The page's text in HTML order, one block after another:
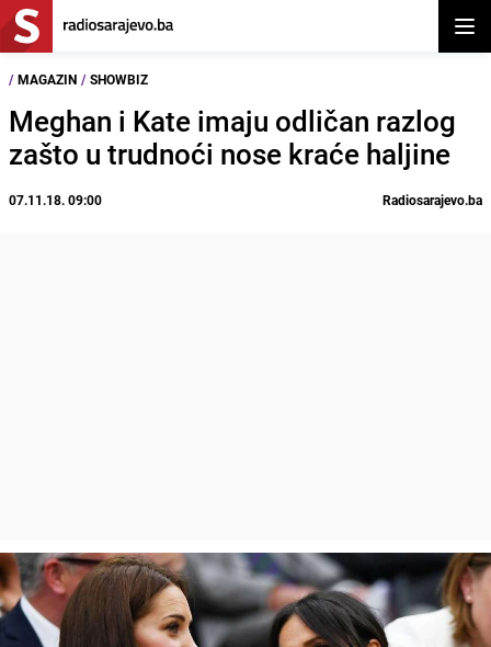
/ MAGAZIN / SHOWBIZ
Meghan i Kate imaju odličan razlog
zašto u trudnoći nose kraće haljine
07.11.18. 09:00 Radiosarajevo.ba